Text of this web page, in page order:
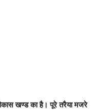
खण्ड का है। पूरे तरैया मजरे